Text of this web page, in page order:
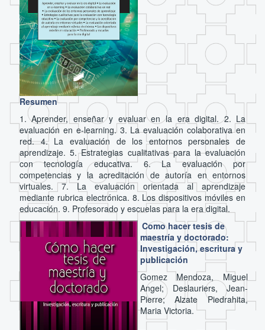
Resumen
1. Aprender, enseñar y evaluar en la era digital. 2. La
evaluación en e-learning. 3. La evaluación colaborativa en
red. 4. La evaluación de los entornos personales de
aprendizaje. 5. Estrategias cualitativas para la evaluación
con tecnología educativa. 6. La evaluación por
competencias y la acreditación de autoría en entornos
virtuales. 7. La evaluación orientada al aprendizaje
mediante rubrica electrónica. 8. Los dispositivos móviles en
educación. 9. Profesorado y escuelas para la era digital.
Como hacer tesis de
maestría y doctorado:
Investigación, escritura y
publicación
Gomez Mendoza, Miguel
Angel; Deslauriers, Jean-
Pierre; Alzate Piedrahita,
Maria Victoria.